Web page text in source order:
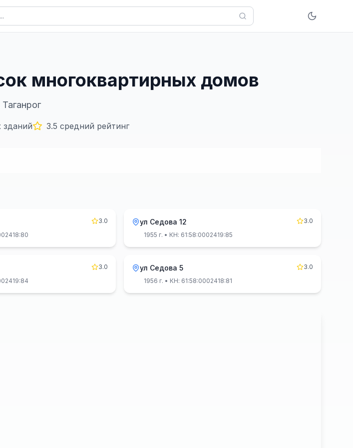
многоквартирных домов
Таганрог
зданий 3.5 средний рейтинг
3.0
ул Седова 12
3.0
1955 г. • КН: 61:58:0002419:85
3.0
ул Седова 5
3.0
1956 г. • КН: 61:58:0002418:81